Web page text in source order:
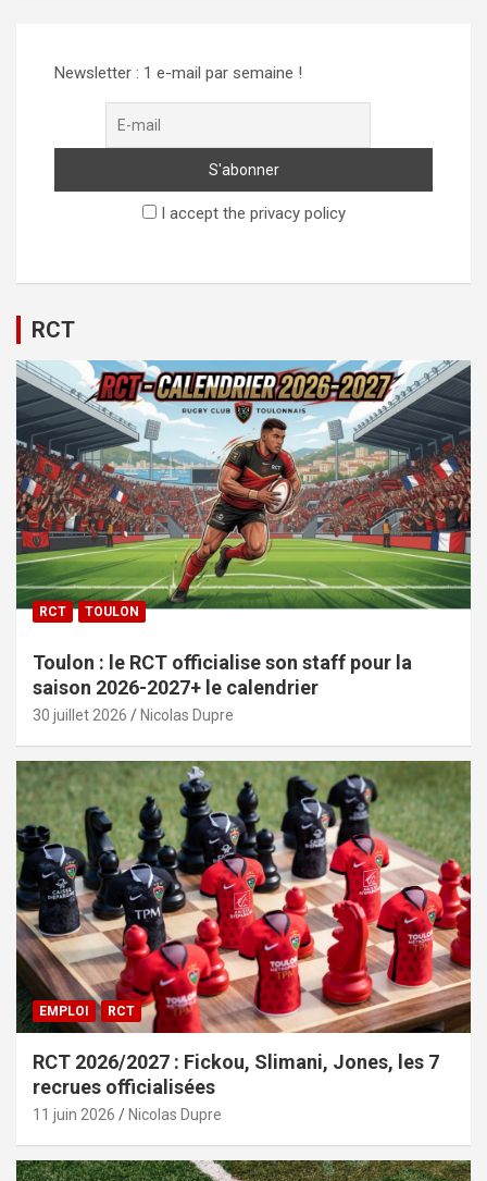
Newsletter : 1 e-mail par semaine !
I accept the privacy policy
RCT
RCT TOULON
Toulon : le RCT officialise son staff pour la
saison 2026-2027+ le calendrier
30 juillet 2026 Nicolas Dupre
EMPLOI RCT
RCT 2026/2027 : Fickou, Slimani, Jones, les 7
recrues officialisées
11 juin 2026 Nicolas Dupre